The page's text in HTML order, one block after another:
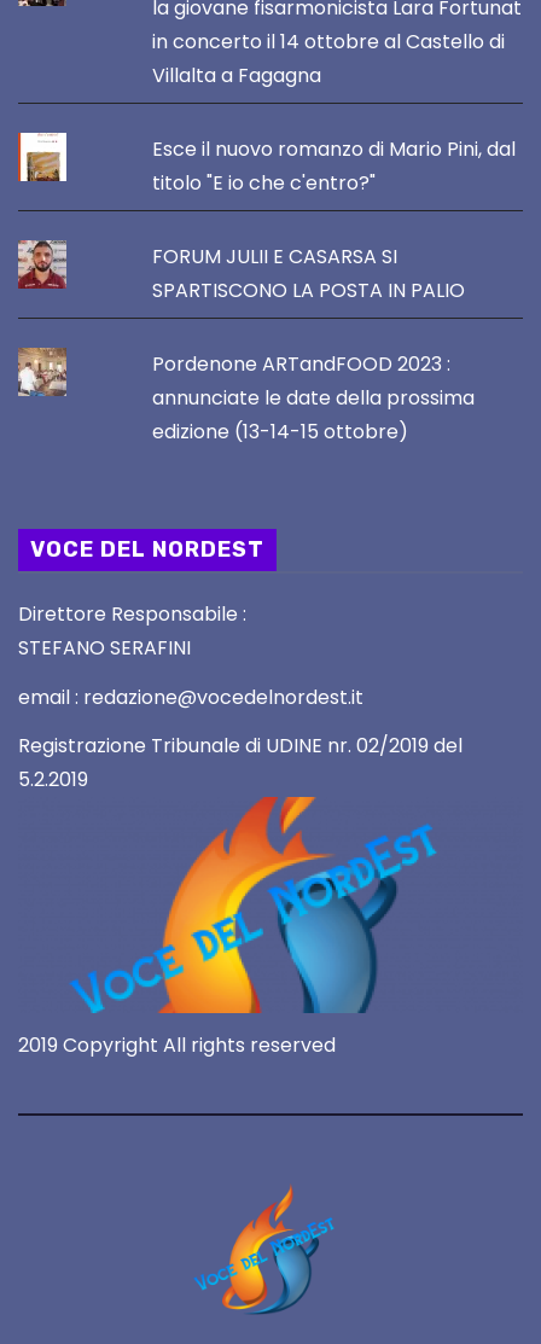
la giovane fisarmonicista Lara Fortunat
in concerto il 14 ottobre al Castello di
Villalta a Fagagna
Esce il nuovo romanzo di Mario Pini, dal
titolo "E io che c'entro?"
FORUM JULII E CASARSA SI
SPARTISCONO LA POSTA IN PALIO
Pordenone ARTandFOOD 2023 :
annunciate le date della prossima
edizione (13-14-15 ottobre)
VOCE DEL NORDEST
Direttore Responsabile :
STEFANO SERAFINI
email : redazione@vocedelnordest.it
Registrazione Tribunale di UDINE nr. 02/2019 del
5.2.2019
2019 Copyright All rights reserved